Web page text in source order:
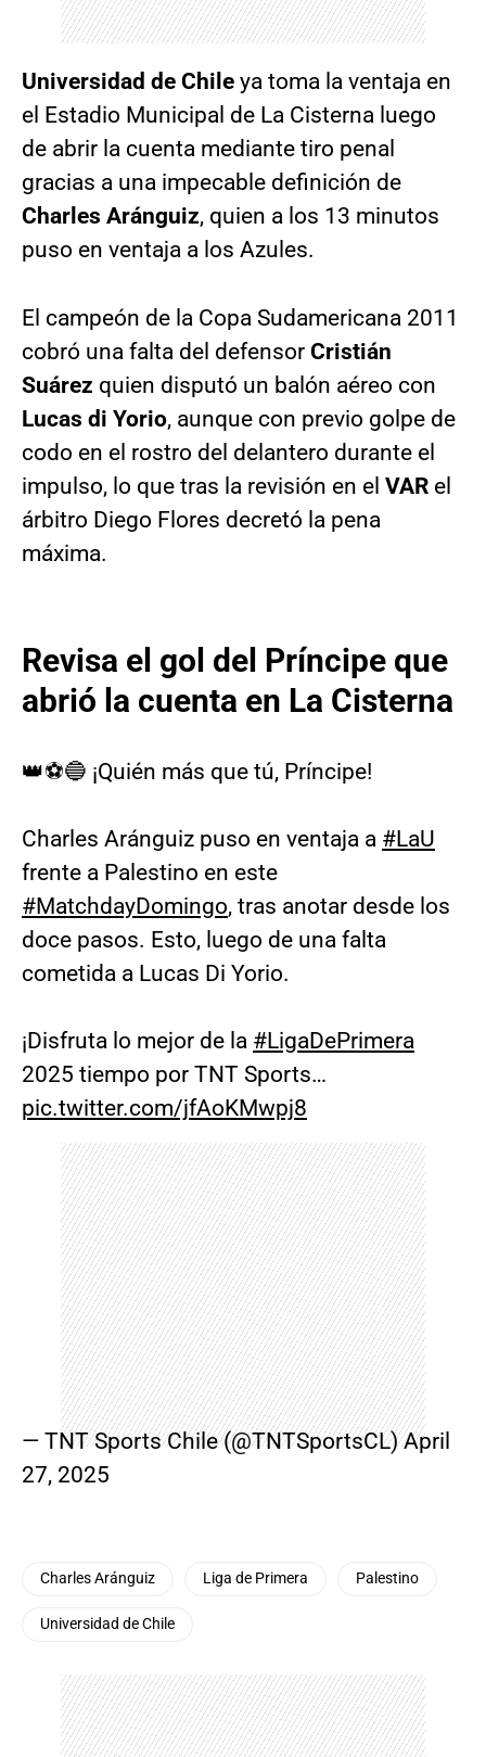
Universidad de Chile ya toma la ventaja en
el Estadio Municipal de La Cisterna luego
de abrir la cuenta mediante tiro penal
gracias a una impecable definición de
Charles Aránguiz, quien a los 13 minutos
puso en ventaja a los Azules.
El campeón de la Copa Sudamericana 2011
cobró una falta del defensor Cristián
Suárez quien disputó un balón aéreo con
Lucas di Yorio, aunque con previo golpe de
codo en el rostro del delantero durante el
impulso, lo que tras la revisión en el VAR el
árbitro Diego Flores decretó la pena
máxima.
Revisa el gol del Príncipe que
abrió la cuenta en La Cisterna
👑⚽🔵 ¡Quién más que tú, Príncipe!
Charles Aránguiz puso en ventaja a #LaU
frente a Palestino en este
#MatchdayDomingo, tras anotar desde los
doce pasos. Esto, luego de una falta
cometida a Lucas Di Yorio.
¡Disfruta lo mejor de la #LigaDePrimera
2025 tiempo por TNT Sports…
pic.twitter.com/jfAoKMwpj8
— TNT Sports Chile (@TNTSportsCL)April
27, 2025
Charles Aránguiz Liga de Primera Palestino
Universidad de Chile